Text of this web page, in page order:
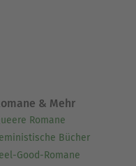
& Mehr
Romane
Bücher
Good-Romane